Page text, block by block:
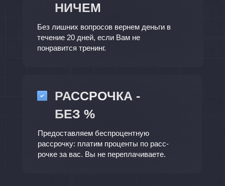
НИЧЕМ
Без лишних вопросов вернем деньги в
течение 20 дней, если Вам не
понравится тренинг.
РАССРОЧКА -
БЕЗ %
Предоставляем беспроцентную
рассрочку: платим проценты по расс-
рочке за вас. Вы не переплачиваете.